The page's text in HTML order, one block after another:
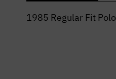
1985 Regular Fit Polo